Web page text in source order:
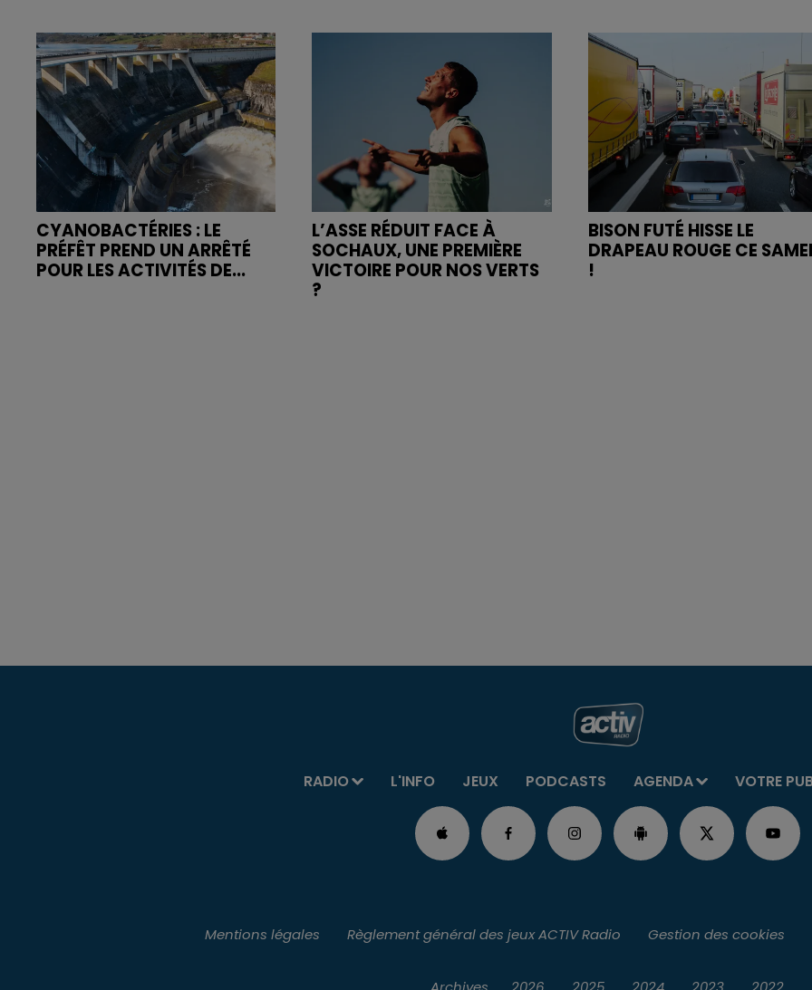
CYANOBACTÉRIES : LE
PRÉFÊT PREND UN ARRÊTÉ
POUR LES ACTIVITÉS DE...
L’ASSE RÉDUIT FACE À
SOCHAUX, UNE PREMIÈRE
VICTOIRE POUR NOS VERTS
?
BISON FUTÉ HISSE LE
DRAPEAU ROUGE CE
!
RADIO L'INFO JEUX PODCASTS AGENDA VOTRE
Mentions légales Règlement général des jeux ACTIV Radio Gestion des cookies